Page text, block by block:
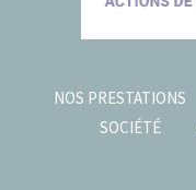
NOS PRESTATIONS
SOCIÉTÉ